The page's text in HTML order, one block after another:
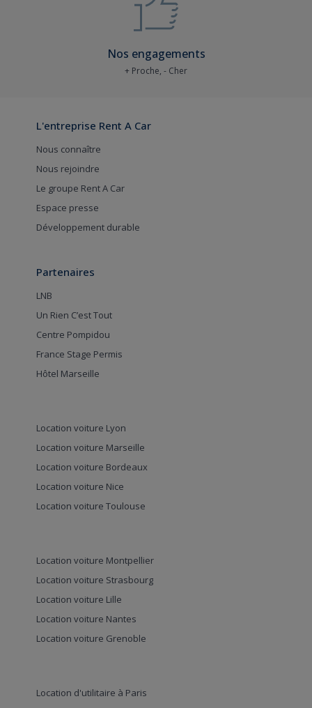
Nos engagements
+ Proche, - Cher
L'entreprise Rent A Car
Nous connaître
Nous rejoindre
Le groupe Rent A Car
Espace presse
Développement durable
Partenaires
LNB
Un Rien C’est Tout
Centre Pompidou
France Stage Permis
Hôtel Marseille
Location voiture Lyon
Location voiture Marseille
Location voiture Bordeaux
Location voiture Nice
Location voiture Toulouse
Location voiture Montpellier
Location voiture Strasbourg
Location voiture Lille
Location voiture Nantes
Location voiture Grenoble
Location d'utilitaire à Paris